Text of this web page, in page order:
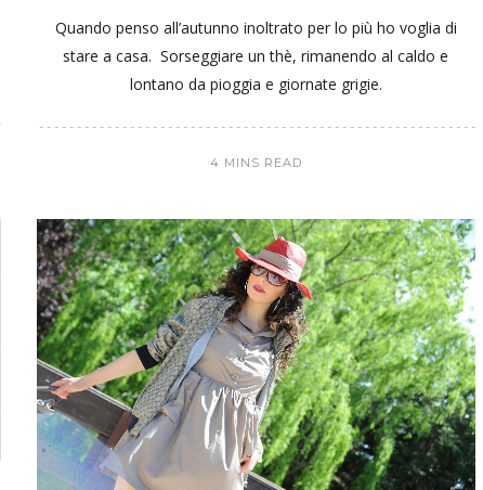
Quando penso all’autunno inoltrato per lo più ho voglia di
stare a casa. Sorseggiare un thè, rimanendo al caldo e
lontano da pioggia e giornate grigie.
4 MINS READ